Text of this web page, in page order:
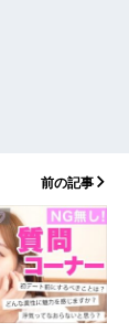
前の記事